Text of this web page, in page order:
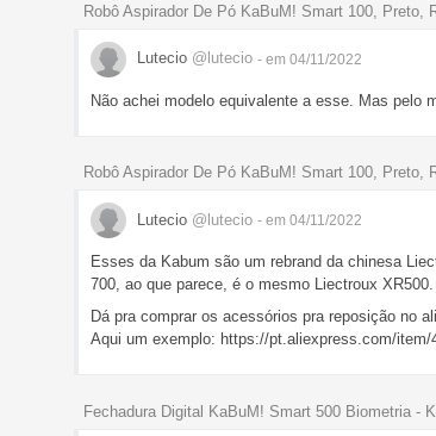
Robô Aspirador De Pó KaBuM! Smart 100, Preto,
Lutecio @lutecio - em 04/11/2022
Não achei modelo equivalente a esse. Mas pelo
Robô Aspirador De Pó KaBuM! Smart 100,
Lutecio @lutecio - em 04/11/2022
Esses da Kabum são um rebrand da chinesa
700, ao que parece, é o mesmo Liectroux XR500.
Dá pra comprar os acessórios pra reposição no
Aqui um exemplo: https://pt.aliexpress.com/item/
Fechadura Digital KaBuM! Smart 500 Biometria -